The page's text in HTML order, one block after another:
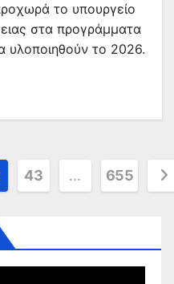
το υπουργείο
στα προγράμματα
υλοποιηθούν το 2026.
43 … 655